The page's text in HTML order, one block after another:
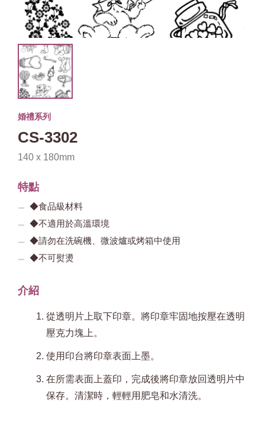
婚禮系列
CS-3302
140 x 180mm
特點
◆食品級材料
◆不適用於高溫環境
◆請勿在洗碗機、微波爐或烤箱中使用
◆不可熨燙
介紹
從透明片上取下印章。將印章牢固地按壓在透明
壓克力塊上。
使用印台將印章表面上墨。
在所需表面上蓋印，完成後將印章放回透明片中
保存。清潔時，輕輕用肥皂和水清洗。